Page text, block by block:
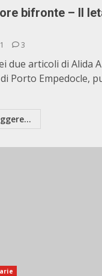
bifronte – Il
3
due articoli di Alida
Porto Empedocle,